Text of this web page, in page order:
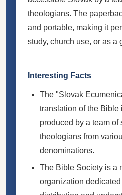
theologians. The
and portable, making it
study, church use, or as a
Interesting Facts
The "Slovak
translation of the Bible
produced by a team of
theologians from
denominations.
The Bible Society is a
organization